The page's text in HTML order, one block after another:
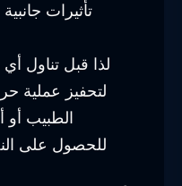
تأثيرات
لذا قبل تناول
لتحفيز عملية
الطبيب أو
للحصول على